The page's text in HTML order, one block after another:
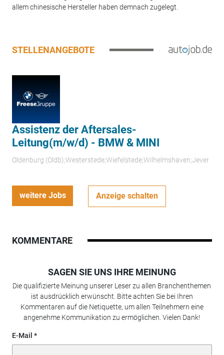
allem chinesische Hersteller haben demnach zugelegt.
STELLENANGEBOTE
Assistenz der Aftersales-
Leitung(m/w/d) - BMW & MINI
Oldenburg (Oldb);Westerstede;Wiefelstede;Wilhelmshaven;Jever
weitere Jobs Anzeige schalten
KOMMENTARE
SAGEN SIE UNS IHRE MEINUNG
Die qualifizierte Meinung unserer Leser zu allen Branchenthemen
ist ausdrücklich erwünscht. Bitte achten Sie bei Ihren
Kommentaren auf die Netiquette, um allen Teilnehmern eine
angenehme Kommunikation zu ermöglichen. Vielen Dank!
E-Mail